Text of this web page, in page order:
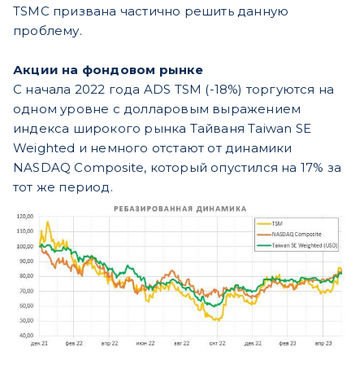
TSMC призвана частично решить данную
проблему.
Акции на фондовом рынке
С начала 2022 года ADS TSM (-18%) торгуются на
одном уровне с долларовым выражением
индекса широкого рынка Тайваня Taiwan SE
Weighted и немного отстают от динамики
NASDAQ Composite, который опустился на 17% за
тот же период.